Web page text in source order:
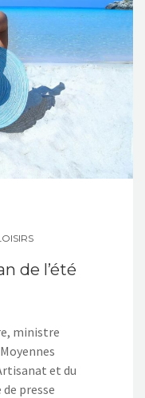
de l’été
ministre
et du
presse